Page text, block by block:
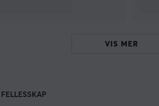
VIS MER
FELLESSKAP